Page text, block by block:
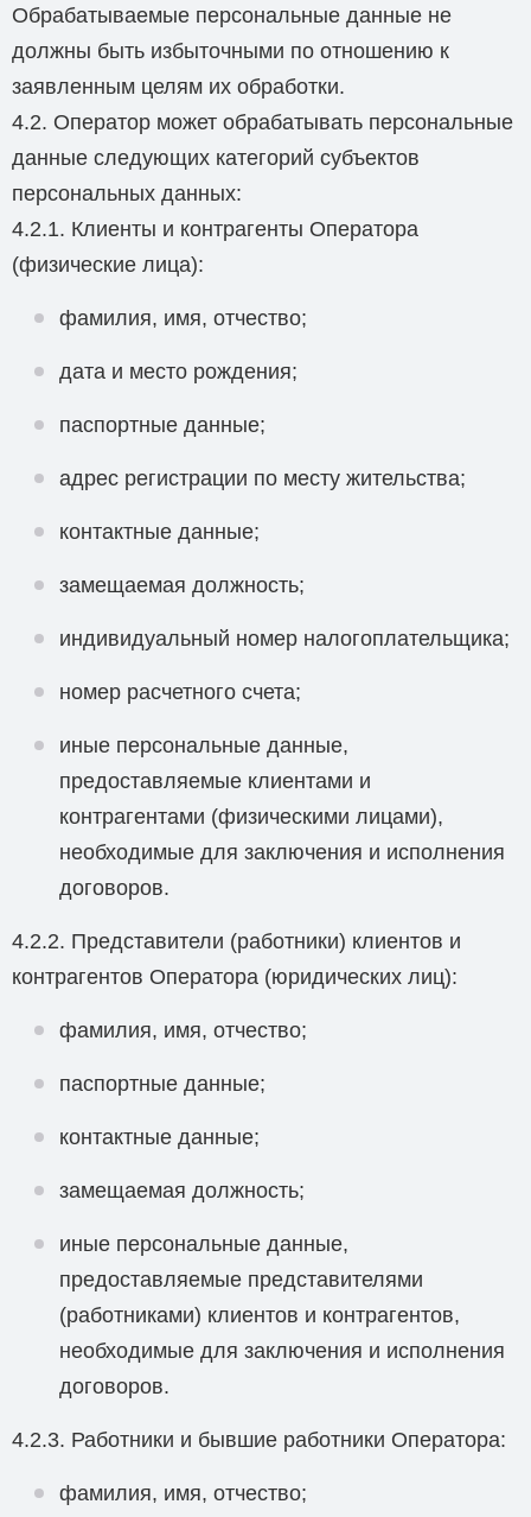
Обрабатываемые персональные данные не
должны быть избыточными по отношению к
заявленным целям их обработки.
4.2. Оператор может обрабатывать персональные
данные следующих категорий субъектов
персональных данных:
4.2.1. Клиенты и контрагенты Оператора
(физические лица):
фамилия, имя, отчество;
дата и место рождения;
паспортные данные;
адрес регистрации по месту жительства;
контактные данные;
замещаемая должность;
индивидуальный номер налогоплательщика;
номер расчетного счета;
иные персональные данные,
предоставляемые клиентами и
контрагентами (физическими лицами),
необходимые для заключения и исполнения
договоров.
4.2.2. Представители (работники) клиентов и
контрагентов Оператора (юридических лиц):
фамилия, имя, отчество;
паспортные данные;
контактные данные;
замещаемая должность;
иные персональные данные,
предоставляемые представителями
(работниками) клиентов и контрагентов,
необходимые для заключения и исполнения
договоров.
4.2.3. Работники и бывшие работники Оператора:
фамилия, имя, отчество;